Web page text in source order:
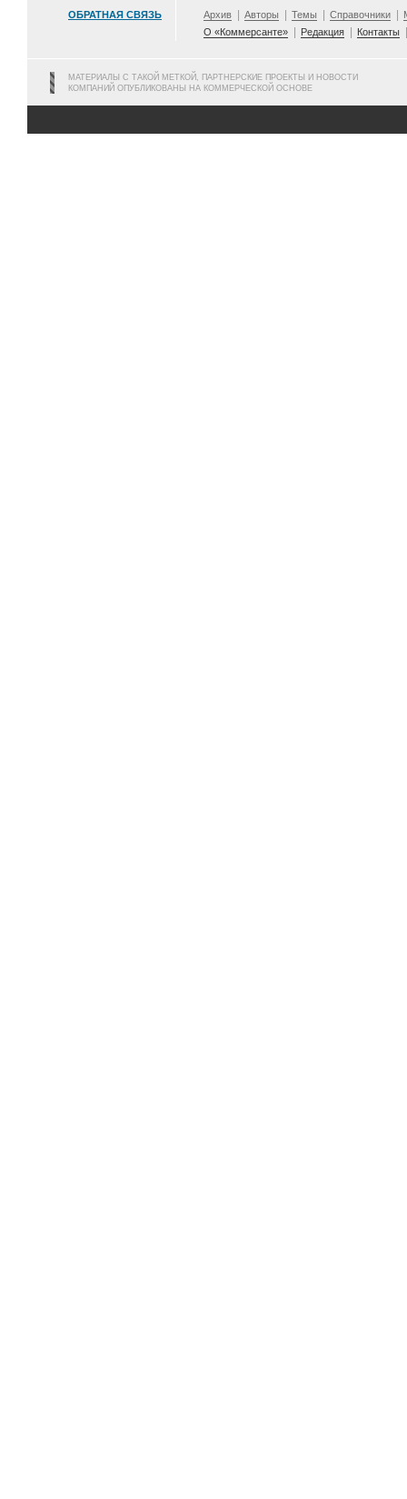
ОБРАТНАЯ СВЯЗЬ Архив Авторы Темы Справочники
О «Коммерсанте»
Редакция Контакты
МАТЕРИАЛЫ С ТАКОЙ МЕТКОЙ, ПАРТНЕРСКИЕ ПРОЕКТЫ И НОВОСТИ
КОМПАНИЙ ОПУБЛИКОВАНЫ НА КОММЕРЧЕСКОЙ ОСНОВЕ